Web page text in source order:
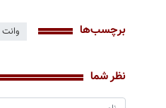
برچسب‌ها وانت
نظر شما